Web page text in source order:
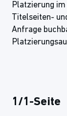
Platzierung
Titelseiten-
Anfrage
1/1-Seite